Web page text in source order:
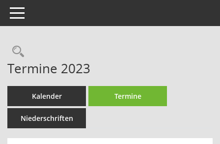
Toggle navigation
Rechercheauswahl
Termine 2023
Kalender Termine
Niederschriften